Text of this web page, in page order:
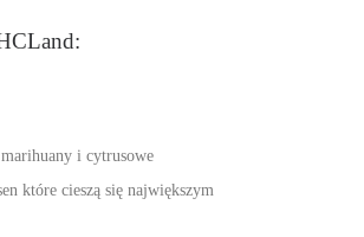
i cytrusowe
które cieszą się największym